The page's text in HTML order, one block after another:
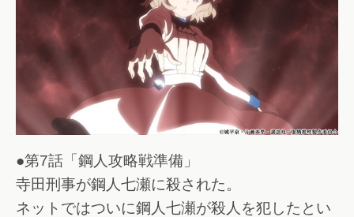
●第7話「鋼人攻略戦準備」
寺田刑事が鋼人七瀬に殺された。
ネットではついに鋼人七瀬が殺人を犯したとい